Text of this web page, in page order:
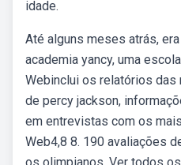
idade.
Até alguns meses atrás,
academia yancy, uma
Webinclui os relatórios
de percy jackson,
em entrevistas com os
Web4,8 8. 190 avaliações